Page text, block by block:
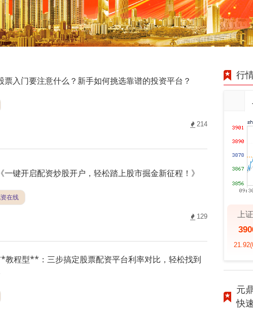
票入门要注意什么？新手如何挑选靠谱的投资平台？
214
《一键开启配资炒股开户，轻松踏上股市掘金新征程！》
在线
129
教程型**：三步搞定股票配资平台利率对比，轻松找到
行
上
21.92
元
快